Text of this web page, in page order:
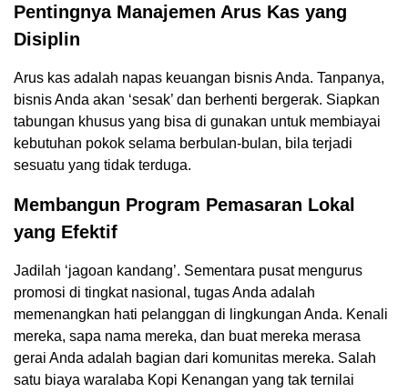
Pentingnya Manajemen Arus Kas yang
Disiplin
Arus kas adalah napas keuangan bisnis Anda. Tanpanya,
bisnis Anda akan ‘sesak’ dan berhenti bergerak. Siapkan
tabungan khusus yang bisa di gunakan untuk membiayai
kebutuhan pokok selama berbulan-bulan, bila terjadi
sesuatu yang tidak terduga.
Membangun Program Pemasaran Lokal
yang Efektif
Jadilah ‘jagoan kandang’. Sementara pusat mengurus
promosi di tingkat nasional, tugas Anda adalah
memenangkan hati pelanggan di lingkungan Anda. Kenali
mereka, sapa nama mereka, dan buat mereka merasa
gerai Anda adalah bagian dari komunitas mereka. Salah
satu biaya waralaba Kopi Kenangan yang tak ternilai